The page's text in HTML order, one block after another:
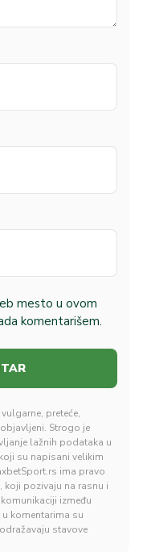
mesto u ovom
komentarišem.
preteće,
Strogo je
lažnih podataka u
su napisani velikim
ima pravo
koji pozivaju na rasnu i
između
komentarima su
stavove